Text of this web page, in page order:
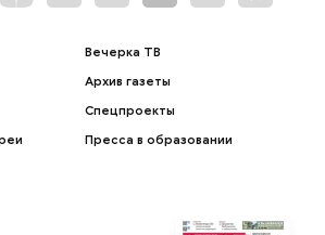
Вечерка ТВ
Архив газеты
Спецпроекты
Пресса в образовании